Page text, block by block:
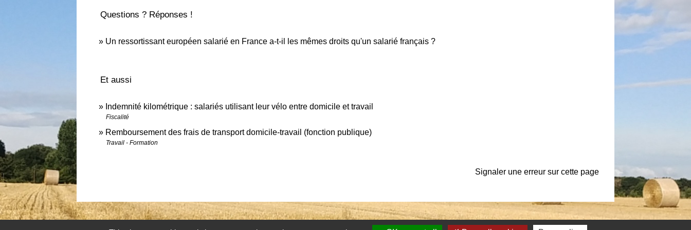
Questions ? Réponses !
Un ressortissant européen salarié en France a-t-il les mêmes droits qu'un salarié français ?
Et aussi
Indemnité kilométrique : salariés utilisant leur vélo entre domicile et travail
Fiscalité
Remboursement des frais de transport domicile-travail (fonction publique)
Travail - Formation
Signaler une erreur sur cette page